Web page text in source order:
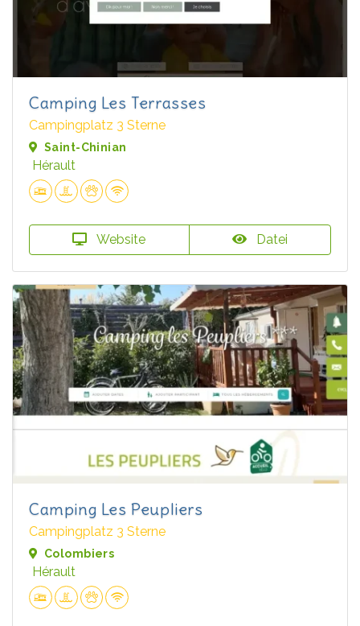
Camping Les Terrasses
Campingplatz 3 Sterne
Saint-Chinian
Hérault
Website Datei
Camping Les Peupliers
Campingplatz 3 Sterne
Colombiers
Hérault